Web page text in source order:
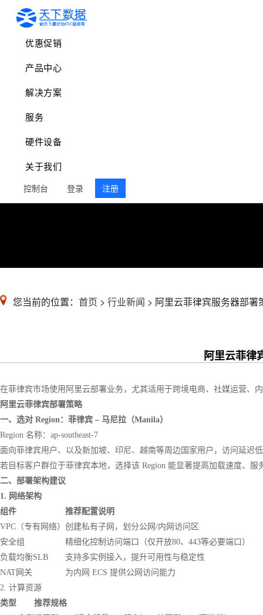
优惠促销
产品中心
解决方案
服务
硬件设备
关于我们
控制台 登录 注册
您当前的位置： 首页 > 行业新闻 > 阿里云菲律宾服务器部署
阿里云菲律
在菲律宾市场使用阿里云部署业务，尤其适用于跨境电商、社媒运营、
阿里云菲律宾部署策略
一、选对 Region：菲律宾 – 马尼拉（Manila）
Region 名称：ap-southeast-7
面向菲律宾用户、以及新加坡、印尼、越南等周边国家用户，访问延迟低
若目标客户群位于菲律宾本地，选择该 Region 能显著提高加载速度、服
二、部署架构建议
1. 网络架构
组件
推荐配置说明
VPC（专有网络） 创建私有子网，划分公网/内网访问区
安全组
精细化控制访问端口（仅开放80、443等必要端口）
负载均衡SLB
支持多实例接入，提升可用性与稳定性
NAT网关
为内网 ECS 提供公网访问能力
2. 计算资源
类型
推荐规格